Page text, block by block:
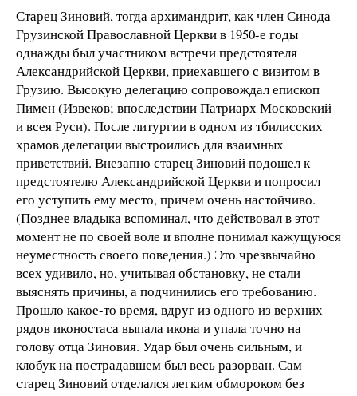
Старец Зиновий, тогда архимандрит, как член Синода
Грузинской Православной Церкви в 1950-е годы
однажды был участником встречи предстоятеля
Александрийской Церкви, приехавшего с визитом в
Грузию. Высокую делегацию сопровождал епископ
Пимен (Извеков; впоследствии Патриарх Московский
и всея Руси). После литургии в одном из тбилисских
храмов делегации выстроились для взаимных
приветствий. Внезапно старец Зиновий подошел к
предстоятелю Александрийской Церкви и попросил
его уступить ему место, причем очень настойчиво.
(Позднее владыка вспоминал, что действовал в этот
момент не по своей воле и вполне понимал кажущуюся
неуместность своего поведения.) Это чрезвычайно
всех удивило, но, учитывая обстановку, не стали
выяснять причины, а подчинились его требованию.
Прошло какое-то время, вдруг из одного из верхних
рядов иконостаса выпала икона и упала точно на
голову отца Зиновия. Удар был очень сильным, и
клобук на пострадавшем был весь разорван. Сам
старец Зиновий отделался легким обмороком без